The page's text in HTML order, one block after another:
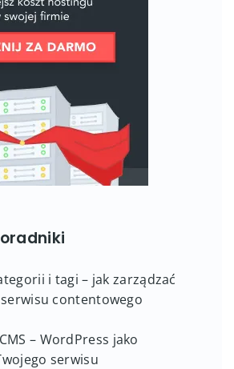
i tagi – jak zarządzać
contentowego
– WordPress jako
serwisu